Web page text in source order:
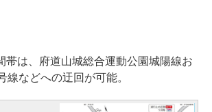
は、府道山城総合運動公園城陽線お
線などへの迂回が可能。